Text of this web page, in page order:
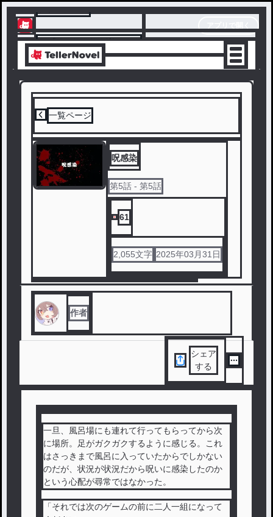
テラーノベル
アプリでサクサク楽しめる
一覧ページ
呪感染
第5話 - 第5話
61
2,055文字 2025年03月31日
#デスゲーム #トランプゲーム #第4回テノコン
作者
シェア
する
一旦、風呂場にも連れて行ってもらってから次
に場所。足がガクガクするように感じる。これ
はさっきまで風呂に入っていたからでしかない
のだが、状況が状況だから呪いに感染したのか
という心配が尋常ではなかった。
「それでは次のゲームの前に二人一組になって